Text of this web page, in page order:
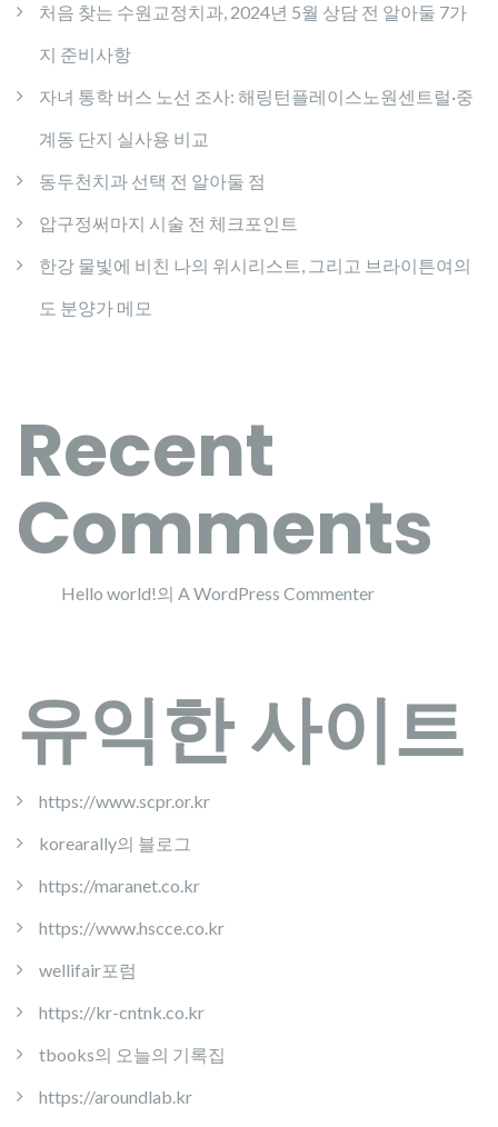
처음 찾는 수원교정치과, 2024년 5월 상담 전 알아둘 7가
지 준비사항
자녀 통학 버스 노선 조사: 해링턴플레이스노원센트럴·중
계동 단지 실사용 비교
동두천치과 선택 전 알아둘 점
압구정써마지 시술 전 체크포인트
한강 물빛에 비친 나의 위시리스트, 그리고 브라이튼여의
도 분양가 메모
Recent
Comments
Hello world!의 A WordPress Commenter
유익한 사이트
https://www.scpr.or.kr
korearally의 블로그
https://maranet.co.kr
https://www.hscce.co.kr
wellifair포럼
https://kr-cntnk.co.kr
tbooks의 오늘의 기록집
https://aroundlab.kr